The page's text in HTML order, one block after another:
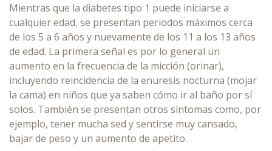
Mientras que la diabetes tipo 1 puede iniciarse a
cualquier edad, se presentan periodos máximos cerca
de los 5 a 6 años y nuevamente de los 11 a los 13 años
de edad. La primera señal es por lo general un
aumento en la frecuencia de la micción (orinar),
incluyendo reincidencia de la enuresis nocturna (mojar
la cama) en niños que ya saben cómo ir al baño por sí
solos. También se presentan otros síntomas como, por
ejemplo, tener mucha sed y sentirse muy cansado,
bajar de peso y un aumento de apetito.